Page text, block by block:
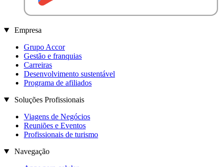
Empresa
Grupo Accor
Gestão e franquias
Carreiras
Desenvolvimento sustentável
Programa de afiliados
Soluções Profissionais
Viagens de Negócios
Reuniões e Eventos
Profissionais de turismo
Navegação